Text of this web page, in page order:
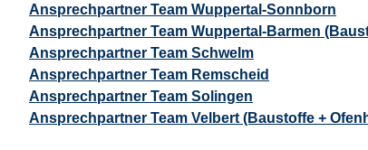
Ansprechpartner Team Wuppertal-Sonnborn
Ansprechpartner Team Wuppertal-Barmen
Ansprechpartner Team Schwelm
Ansprechpartner Team Remscheid
Ansprechpartner Team Solingen
Ansprechpartner Team Velbert (Baustoffe +